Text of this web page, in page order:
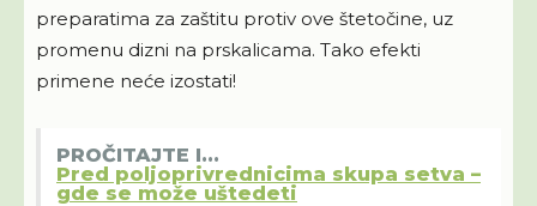
preparatima za zaštitu protiv ove štetočine, uz
promenu dizni na prskalicama. Tako efekti
primene neće izostati!
PROČITAJTE I...
Pred poljoprivrednicima skupa setva –
gde se može uštedeti